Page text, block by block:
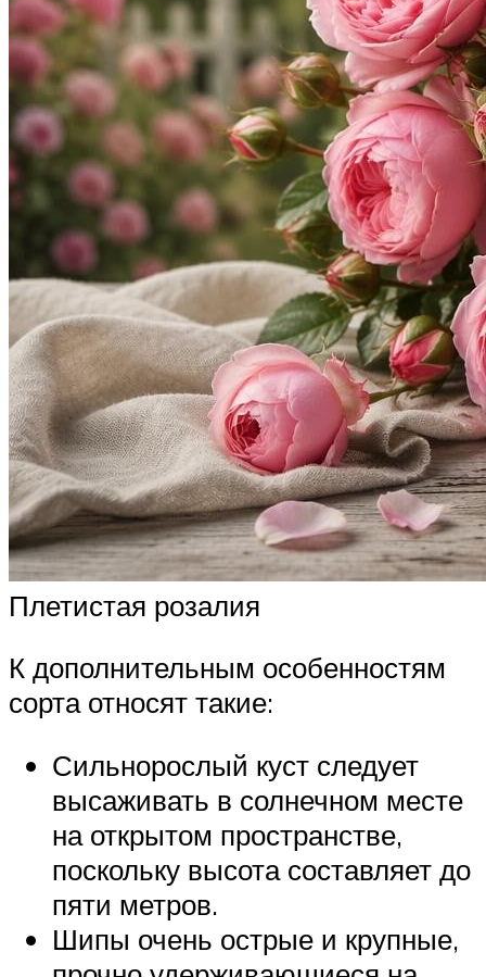
Плетистая розалия
К дополнительным особенностям
сорта относят такие:
Сильнорослый куст следует
высаживать в солнечном месте
на открытом пространстве,
поскольку высота составляет до
пяти метров.
Шипы очень острые и крупные,